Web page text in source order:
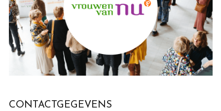
CONTACTGEGEVENS